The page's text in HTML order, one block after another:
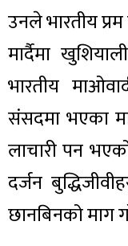
उनले भारतीय
मार्दैमा
भारतीय
संसदमा भएका
लाचारी पन
दर्जन
छानबिनको माग